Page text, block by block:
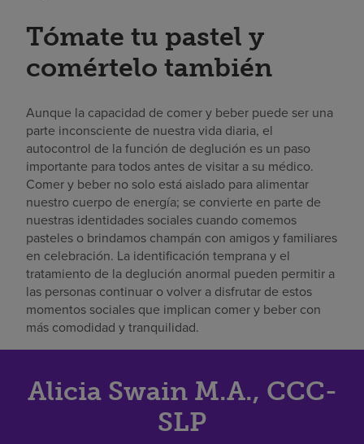
Tómate tu pastel y
comértelo también
Aunque la capacidad de comer y beber puede ser una
parte inconsciente de nuestra vida diaria, el
autocontrol de la función de deglución es un paso
importante para todos antes de visitar a su médico.
Comer y beber no solo está aislado para alimentar
nuestro cuerpo de energía; se convierte en parte de
nuestras identidades sociales cuando comemos
pasteles o brindamos champán con amigos y familiares
en celebración. La identificación temprana y el
tratamiento de la deglución anormal pueden permitir a
las personas continuar o volver a disfrutar de estos
momentos sociales que implican comer y beber con
más comodidad y tranquilidad.
Alicia Swain M.A., CCC-
SLP